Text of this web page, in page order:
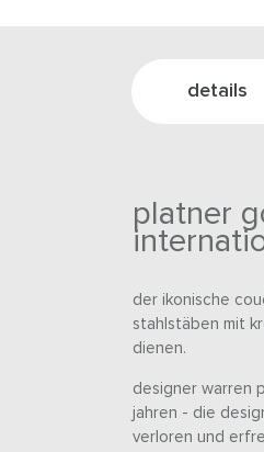
details
platner
der ikonische
stahlstäben mit
dienen.
designer warren
jahren - die
verloren und